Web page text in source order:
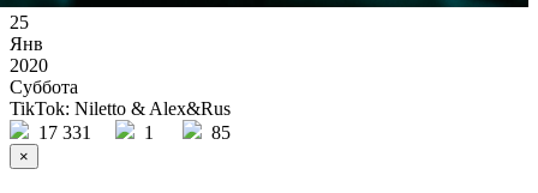
25
Янв
2020
Суббота
TikTok: Niletto & Alex&Rus
17 331
1 85
×